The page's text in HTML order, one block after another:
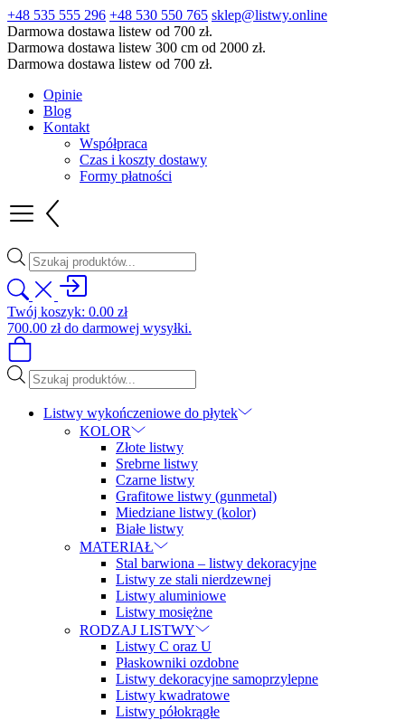
+48 535 555 296 +48 530 550 765 sklep@listwy.online
Darmowa dostawa listew od 700 zł.
Darmowa dostawa listew 300 cm od 2000 zł.
Darmowa dostawa listew od 700 zł.
Opinie
Blog
Kontakt
Współpraca
Czas i koszty dostawy
Formy płatności
Wyszukiwarka
produktów
Twój koszyk: 0.00 zł
700.00 złdo darmowej wysyłki.
Wyszukiwarka
produktów
Listwy wykończeniowe do płytek
KOLOR
Złote listwy
Srebrne listwy
Czarne listwy
Grafitowe listwy (gunmetal)
Miedziane listwy (kolor)
Białe listwy
MATERIAŁ
Stal barwiona – listwy dekoracyjne
Listwy ze stali nierdzewnej
Listwy aluminiowe
Listwy mosiężne
RODZAJ LISTWY
Listwy C oraz U
Płaskowniki ozdobne
Listwy dekoracyjne samoprzylepne
Listwy kwadratowe
Listwy półokrągłe